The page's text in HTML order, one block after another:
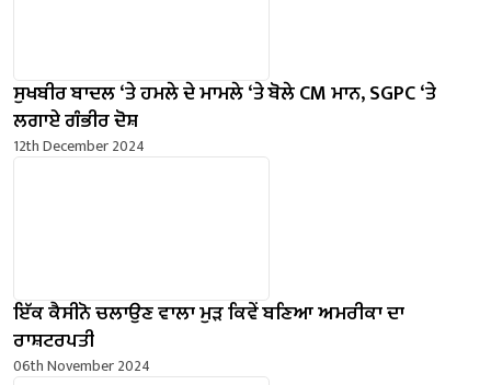
ਸੁਖਬੀਰ ਬਾਦਲ ‘ਤੇ ਹਮਲੇ ਦੇ ਮਾਮਲੇ ‘ਤੇ ਬੋਲੇ ​​CM ਮਾਨ, SGPC ‘ਤੇ
ਲਗਾਏ ਗੰਭੀਰ ਦੋਸ਼
12th December 2024
ਇੱਕ ਕੈਸੀਨੋ ਚਲਾਉਣ ਵਾਲਾ ਮੁੜ ਕਿਵੇਂ ਬਣਿਆ ਅਮਰੀਕਾ ਦਾ
ਰਾਸ਼ਟਰਪਤੀ
06th November 2024